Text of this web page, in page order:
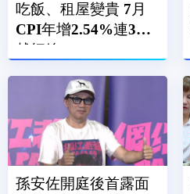
吃飯、租屋變貴 7月
CPI年增2.54%連3月
越紅線
孫安佐開庭後首露面